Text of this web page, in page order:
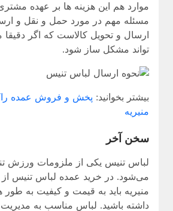
موارد هم این هزینه ها بر عهده
مسئله مهم در مورد حمل و نقل و
ارسال و تحویل کالاست که اگر
تواند مشکل ساز شود.
بیشتر بخوانید: پخش و فروش عمده
منیریه
سخن آخر
لباس تنیس یکی از ملزومات ورزش
می‌شود. در خرید عمده لباس تنیس از
منیریه باید به قیمت و کیفیت به طور
داشته باشید. لباس مناسب به